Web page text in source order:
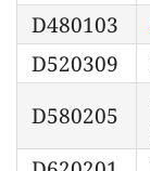
D480103
D520309
D580205